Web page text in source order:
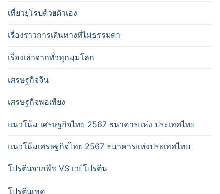
เที่ยวยุโรปด้วยตัวเอง
เรื่องราวการเดินทางที่ไม่ธรรมดา
เรื่องเล่าจากทั่วทุกมุมโลก
เศรษฐกิจจีน
เศรษฐกิจพอเพียง
แนวโน้ม เศรษฐกิจไทย 2567 ธนาคารแห่ง ประเทศไทย
แนวโน้มเศรษฐกิจไทย 2567 ธนาคารแห่งประเทศไทย
โปรตีนจากพืช VS เวย์โปรตีน
โปรตีนเชค